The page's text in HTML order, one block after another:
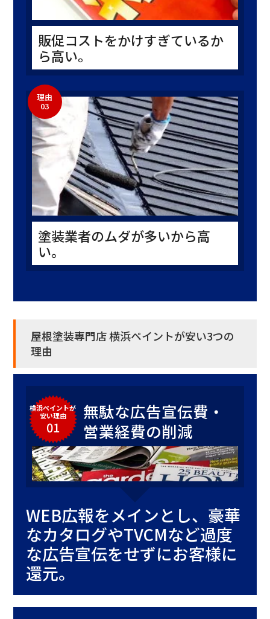
販促コストをかけすぎているか
ら高い。
理由
03
塗装業者のムダが多いから高
い。
屋根塗装専門店 横浜ペイントが安い3つの
理由
横浜ペイントが
安い理由
01
無駄な広告宣伝費・
営業経費の削減
WEB広報をメインとし、豪華
なカタログやTVCMなど過度
な広告宣伝をせずにお客様に
還元。